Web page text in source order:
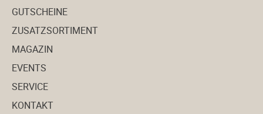
GUTSCHEINE
ZUSATZSORTIMENT
MAGAZIN
EVENTS
SERVICE
KONTAKT